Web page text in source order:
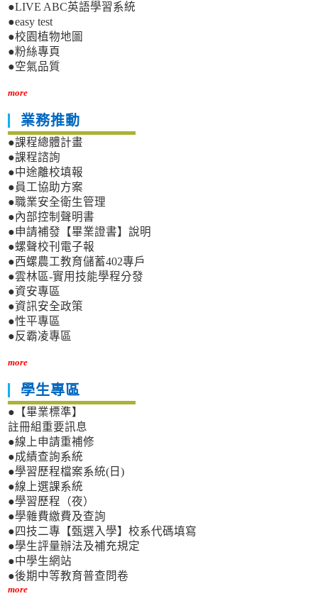
●LIVE ABC英語學習系統
●easy test
●校園植物地圖
●粉絲專頁
●空氣品質
more
業務推動
●課程總體計畫
●課程諮詢
●中途離校填報
●員工協助方案
●職業安全衛生管理
●內部控制聲明書
●申請補發【畢業證書】說明
●螺聲校刊電子報
●西螺農工教育儲蓄402專戶
●雲林區-實用技能學程分發
●資安專區
●資訊安全政策
●性平專區
●反霸凌專區
more
學生專區
●【畢業標準】
註冊組重要訊息
●線上申請重補修
●成績查詢系統
●學習歷程檔案系統(日)
●線上選課系統
●學習歷程（夜）
●學雜費繳費及查詢
●四技二專【甄選入學】校系代碼填寫
●學生評量辦法及補充規定
●中學生網站
●後期中等教育普查問卷
more